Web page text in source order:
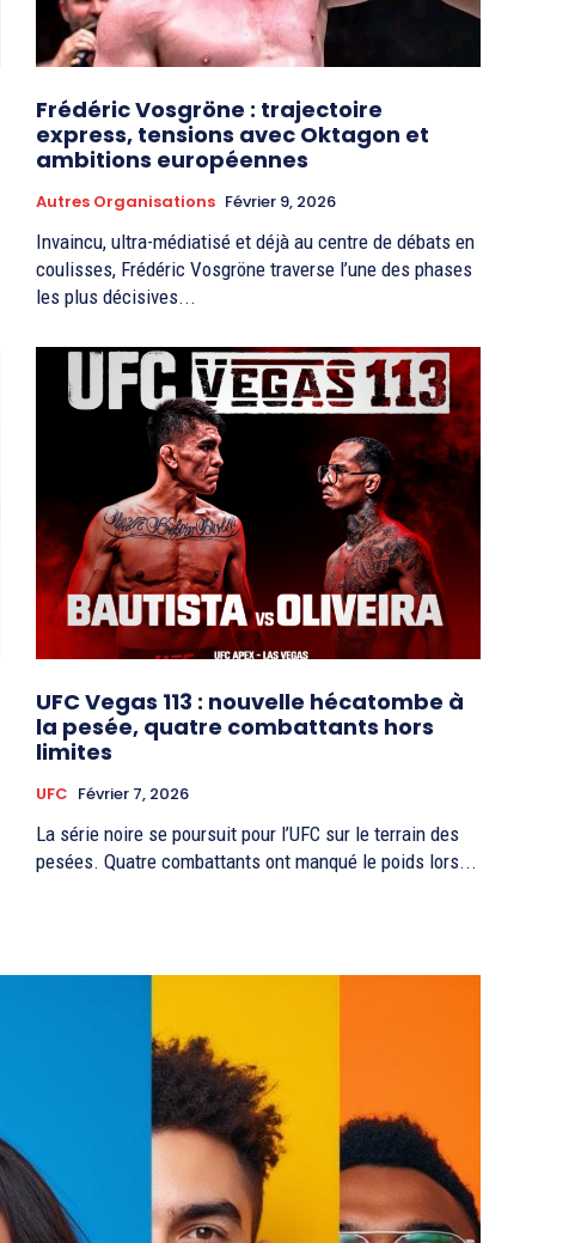
Frédéric Vosgröne : trajectoire
express, tensions avec Oktagon et
ambitions européennes
Autres Organisations Février 9, 2026
Invaincu, ultra-médiatisé et déjà au centre de débats en
coulisses, Frédéric Vosgröne traverse l’une des phases
les plus décisives...
UFC Vegas 113 : nouvelle hécatombe à
la pesée, quatre combattants hors
limites
UFC Février 7, 2026
La série noire se poursuit pour l’UFC sur le terrain des
pesées. Quatre combattants ont manqué le poids lors...